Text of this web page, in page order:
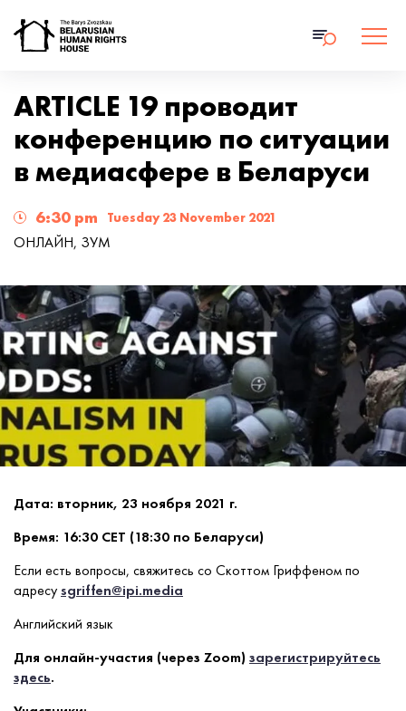
ARTICLE 19 проводит
конференцию по ситуации
в медиасфере в Беларуси
6:30 pm Tuesday 23 November 2021
ОНЛАЙН, ЗУМ
Дата: вторник, 23 ноября 2021 г.
Время: 16:30 CET (18:30 по Беларуси)
Если есть вопросы, свяжитесь со Скоттом Гриффеном по
адресуsgriffen@ipi.media
Английский язык
Для онлайн-участия (через Zoom) зарегистрируйтесь
здесь.